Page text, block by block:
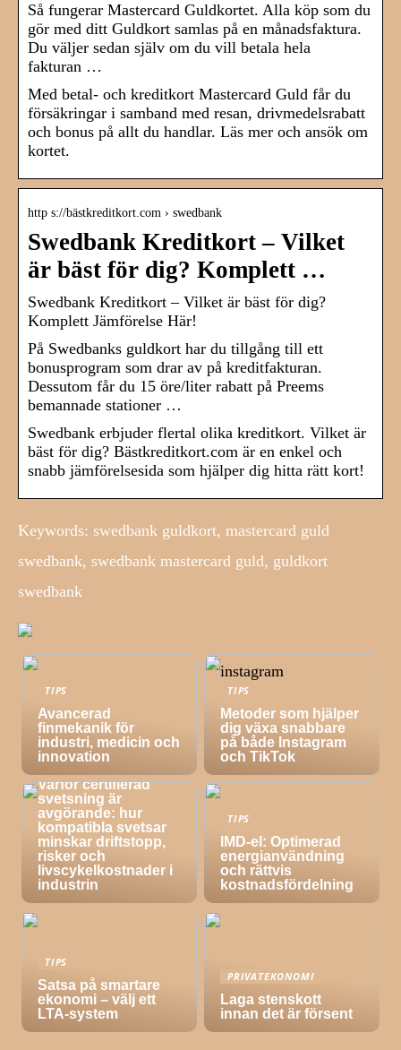
Så fungerar Mastercard Guldkortet. Alla köp som du
gör med ditt Guldkort samlas på en månadsfaktura.
Du väljer sedan själv om du vill betala hela
fakturan …
Med betal- och kreditkort Mastercard Guld får du
försäkringar i samband med resan, drivmedelsrabatt
och bonus på allt du handlar. Läs mer och ansök om
kortet.
http s://bästkreditkort.com › swedbank
Swedbank Kreditkort – Vilket
är bäst för dig? Komplett …
Swedbank Kreditkort – Vilket är bäst för dig?
Komplett Jämförelse Här!
På Swedbanks guldkort har du tillgång till ett
bonusprogram som drar av på kreditfakturan.
Dessutom får du 15 öre/liter rabatt på Preems
bemannade stationer …
Swedbank erbjuder flertal olika kreditkort. Vilket är
bäst för dig? Bästkreditkort.com är en enkel och
snabb jämförelsesida som hjälper dig hitta rätt kort!
Keywords: swedbank guldkort, mastercard guld
swedbank, swedbank mastercard guld, guldkort
swedbank
TIPS
Avancerad
finmekanik för
industri, medicin och
innovation
TIPS
Metoder som hjälper
dig växa snabbare
på både Instagram
och TikTok
TIPS
Varför certifierad
svetsning är
avgörande: hur
kompatibla svetsar
minskar driftstopp,
risker och
livscykelkostnader i
industrin
TIPS
IMD-el: Optimerad
energianvändning
och rättvis
kostnadsfördelning
TIPS
Satsa på smartare
ekonomi – välj ett
LTA-system
PRIVATEKONOMI
Laga stenskott
innan det är försent